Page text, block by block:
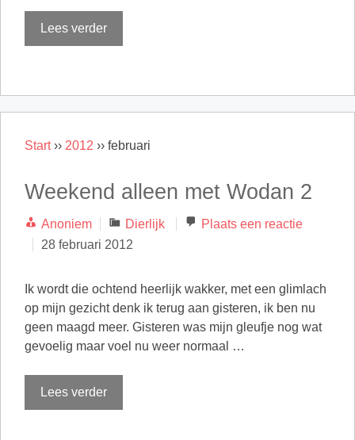
Lees verder
Start›› 2012 ›› februari
Weekend alleen met Wodan 2
Anoniem Categorieën
Dierlijk
Plaats een reactie
28 februari 2012
Ik wordt die ochtend heerlijk wakker, met een glimlach
op mijn gezicht denk ik terug aan gisteren, ik ben nu
geen maagd meer. Gisteren was mijn gleufje nog wat
gevoelig maar voel nu weer normaal …
Lees verder